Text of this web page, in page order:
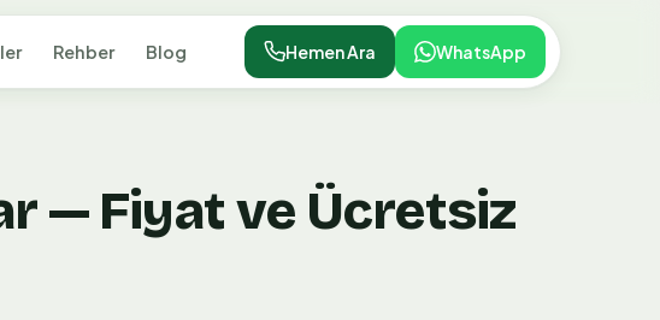
Rehber Blog Hemen Ara WhatsApp
— Fiyat ve Ücretsiz